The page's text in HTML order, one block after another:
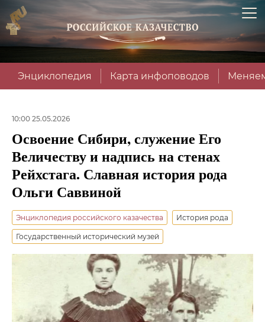
Энциклопедия Карта инфоповодов
10:00 25.05.2026
Освоение Сибири, служение Его
Величеству и надпись на стенах
Рейхстага. Славная история рода
Ольги Саввиной
Энциклопедия российского казачества История рода
Государственный исторический музей